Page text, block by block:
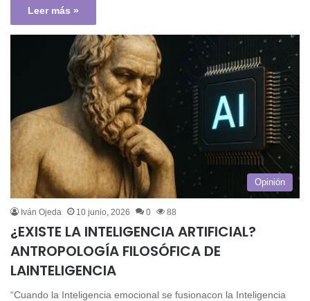
Leer más »
Opinión
Iván Ojeda 10 junio, 2026 0 88
¿EXISTE LA INTELIGENCIA ARTIFICIAL?
ANTROPOLOGÍA FILOSÓFICA DE
LAINTELIGENCIA
“Cuando la Inteligencia emocional se fusionacon la Inteligencia